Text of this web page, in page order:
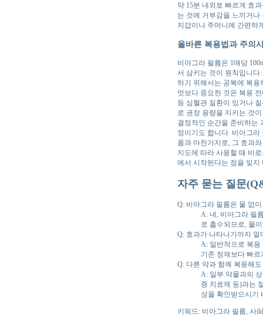
약 15분 내외로 빠르게 효
는 것에 거부감을 느끼거
지갑이나 주머니에 간편하
올바른 복용법과 주의
비아그라 필름은 1매당
서 삼키는 것이 원칙입니다
하기 위해서는 공복에 복
엇보다 중요한 것은 복용
등 심혈관 질환이 있거나
로 권장 용량을 지키는 것
결정적인 순간을 준비하는
정이기도 합니다. 비아그
품과 마찬가지로, 그 효과
지도에 따라 사용할 때 비
에서 시작된다는 점을 잊지
자주 묻는 질문
Q: 비아그라 필름은 물 없
A: 네, 비아그라 필
로 흡수되므로, 물
Q: 효과가 나타나기까지 얼
A: 일반적으로 복
기존 정제보다 빠
Q: 다른 약과 함께 복용해도
A: 일부 약물과의
증 치료제 등)과는
성을 확인받으시기
키워드: 비아그라 필름, 사